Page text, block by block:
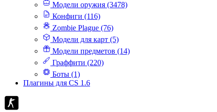
Модели оружия (3478)
Конфиги (116)
Zombie Plague (76)
Модели для карт (5)
Модели предметов (14)
Граффити (220)
Боты (1)
Плагины для CS 1.6